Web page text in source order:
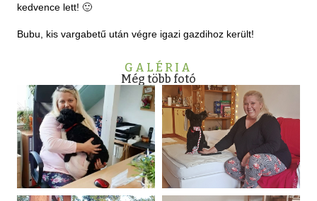
kedvence lett! 🙂
Bubu, kis vargabetű után végre igazi gazdihoz került!
GALÉRIA
Még több fotó